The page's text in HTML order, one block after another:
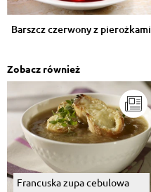
Barszcz czerwony z pierożkami
Zobacz również
Francuska zupa cebulowa